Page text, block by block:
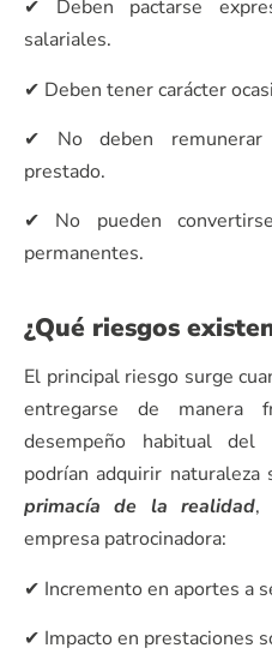
✔ Deben pactarse
salariales.
✔ Deben tener carácter
✔ No deben remunerar
prestado.
✔ No pueden
permanentes.
¿Qué riesgos
El principal riesgo surge
entregarse de manera
desempeño habitual del
podrían adquirir naturaleza
primacía de la realidad,
empresa patrocinadora:
✔ Incremento en aportes a
✔ Impacto en prestaciones